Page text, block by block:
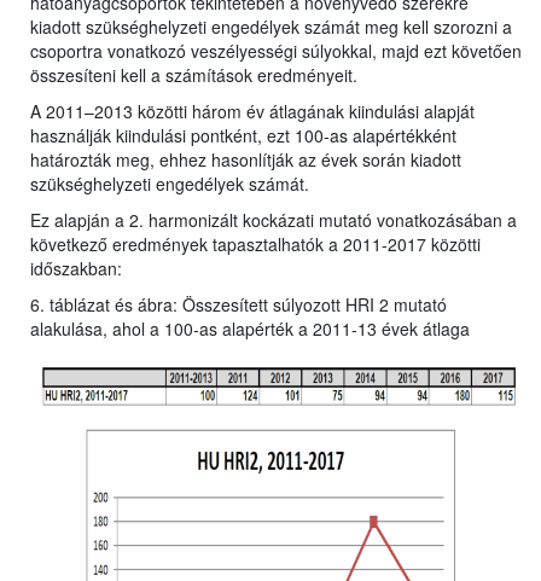
kiadott szükséghelyzeti engedélyek számát meg kell szorozni a
csoportra vonatkozó veszélyességi súlyokkal, majd ezt követően
összesíteni kell a számítások eredményeit.
A 2011–2013 közötti három év átlagának kiindulási alapját
használják kiindulási pontként, ezt 100-as alapértékként
határozták meg, ehhez hasonlítják az évek során kiadott
szükséghelyzeti engedélyek számát.
Ez alapján a 2. harmonizált kockázati mutató vonatkozásában a
következő eredmények tapasztalhatók a 2011-2017 közötti
időszakban:
6. táblázat és ábra: Összesített súlyozott HRI 2 mutató
alakulása, ahol a 100-as alapérték a 2011-13 évek átlaga